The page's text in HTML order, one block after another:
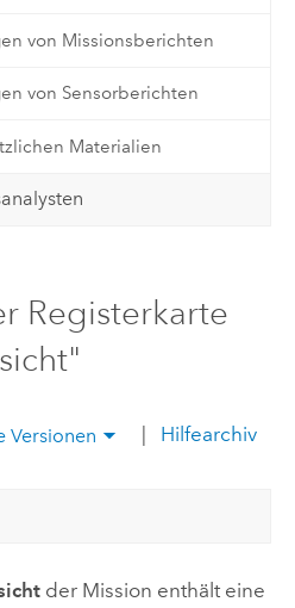
von Missionsberichten
von Sensorberichten
Materialien
Registerkarte
Versionen Hilfearchiv
der Mission enthält eine